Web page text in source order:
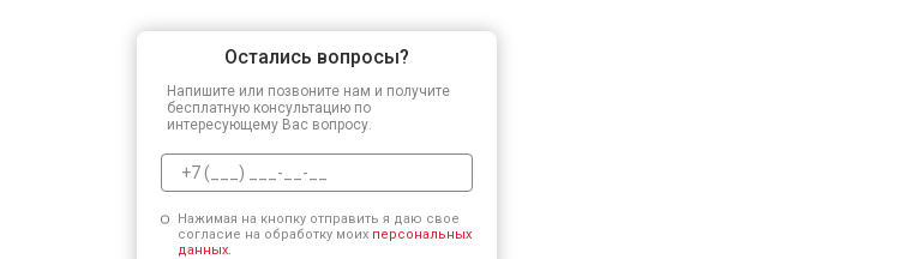
Остались вопросы?
Напишите или позвоните нам и получите
бесплатную консультацию по
интересующему Вас вопросу.
Нажимая на кнопку отправить я даю свое
согласие на обработку моих персональных
данных.